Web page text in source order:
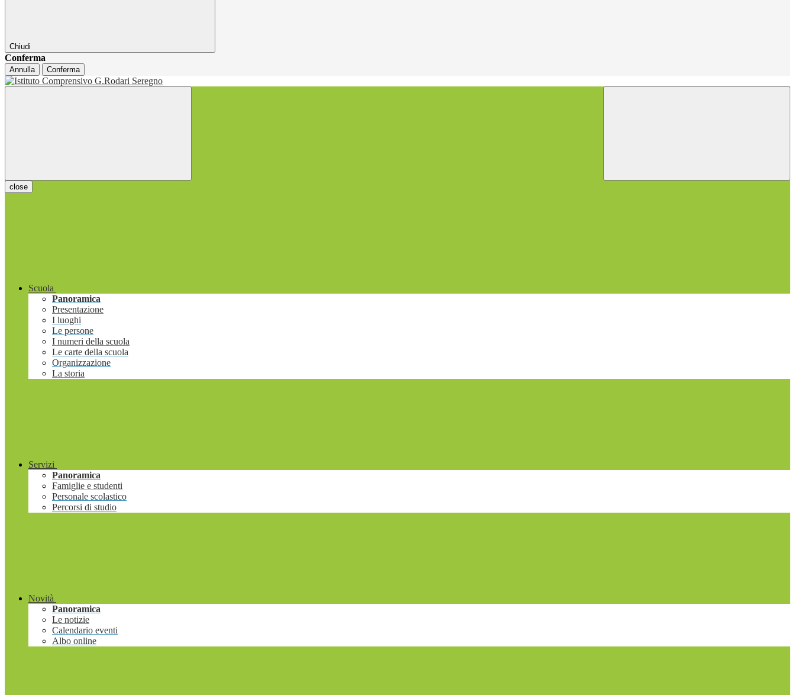
Chiudi
Conferma
Annulla Conferma
close
Scuola
Panoramica
Presentazione
I luoghi
Le persone
I numeri della scuola
Le carte della scuola
Organizzazione
La storia
Servizi
Panoramica
Famiglie e studenti
Personale scolastico
Percorsi di studio
Novità
Panoramica
Le notizie
Calendario eventi
Albo online